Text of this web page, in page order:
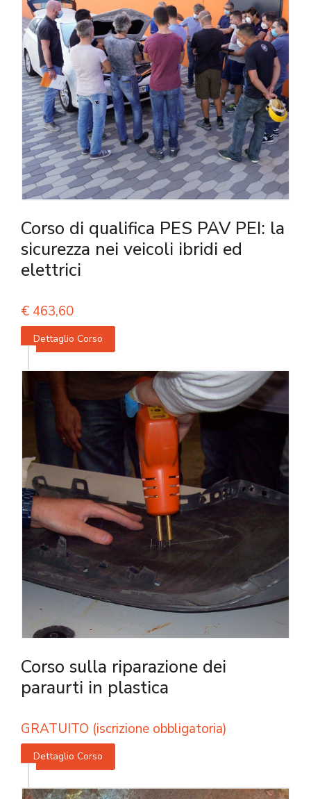
Corso di qualifica PES PAV PEI: la
sicurezza nei veicoli ibridi ed
elettrici
€ 463,60
Dettaglio Corso
Corso sulla riparazione dei
paraurti in plastica
GRATUITO (iscrizione obbligatoria)
Dettaglio Corso